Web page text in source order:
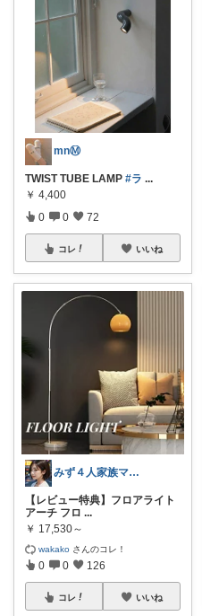
mnⓂ︎
TWIST TUBE LAMP #ラ ...
￥ 4,400
0 0 72
コレ いいね
みず４人家族ママ★３０代子育て奮闘中🙆
【レビュー特典】フロアライト
アーチ フロ ...
￥ 17,530～
wakako さんのコレ！
0 0 126
コレ いいね